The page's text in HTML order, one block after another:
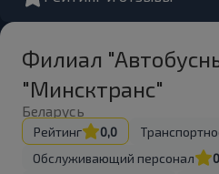
Филиал
"Минсктранс"
Беларусь
Рейтинг 0,0
Обслуживающий персонал